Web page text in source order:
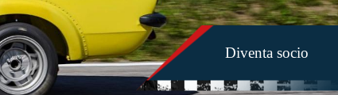
Diventa socio